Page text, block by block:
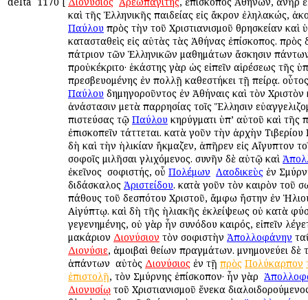
καὶ τῆς Ἑλληνικῆς παιδείας εἰς ἄκρον ἐληλακώς,
Παύλου πρὸς τὴν τοῦ Χριστιανισμοῦ θρησκείαν καὶ
κατασταθεὶς εἰς αὐτὰς τὰς Ἀθήνας ἐπίσκοπος. πρὸς
πάτριον τῶν Ἑλληνικῶν μαθημάτων ἄσκησιν
προὐκέκριτο· ἑκάστης γὰρ ὡς εἰπεῖν αἱρέσεως τῆς
πρεσβευομένης ἐν πολλῇ καθεστήκει τῇ πείρᾳ.
Παύλου δημηγοροῦντος ἐν Ἀθήναις καὶ τὸν Χριστὸν
ἀνάστασιν μετὰ παρρησίας τοῖς Ἕλλησιν
πιστεύσας τῷ Παύλου κηρύγματι ὑπ’ αὐτοῦ καὶ τῆς
ἐπισκοπεῖν τάττεται. κατὰ γοῦν τὴν ἀρχὴν
δὴ καὶ τὴν ἡλικίαν ἤκμαζεν, ἀπῆρεν εἰς Αἴγυπτον
σοφοῖς ὁμιλῆσαι γλιχόμενος. συνῆν δὲ αὐτῷ καὶ
ἐκεῖνος ὁ σοφιστής, οὗ Πολέμων Λαοδικεὺς ἐν
διδάσκαλος Ἀριστείδου. κατὰ γοῦν τὸν καιρὸν τοῦ
πάθους τοῦ δεσπότου Χριστοῦ, ἄμφω ἤστην ἐν
Αἰγύπτῳ. καὶ δὴ τῆς ἡλιακῆς ἐκλείψεως οὐ κατὰ
γεγενημένης, οὐ γὰρ ἦν συνόδου καιρός, εἰπεῖν
μακάριον Διονύσιον τὸν σοφιστὴν Ἀπολλοφάνην
Διονύσιε, ἀμοιβαὶ θείων πραγμάτων. μνημονεύει δὲ
ἁπάντων ὁ αὐτὸς Διονύσιος ἐν τῇ πρὸς Πολύκαρπον
ἐπιστολῇ, τὸν Σμύρνης ἐπίσκοπον· ἦν γὰρ ὁ
Διονυσίῳ τοῦ Χριστιανισμοῦ ἕνεκα